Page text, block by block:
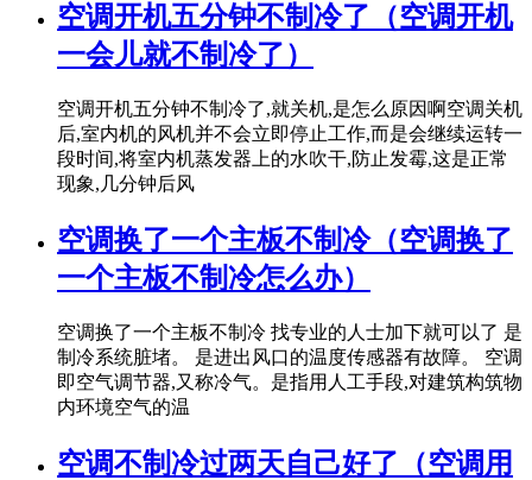
空调开机五分钟不制冷了（空调开机
一会儿就不制冷了）
空调开机五分钟不制冷了,就关机,是怎么原因啊空调关机
后,室内机的风机并不会立即停止工作,而是会继续运转一
段时间,将室内机蒸发器上的水吹干,防止发霉,这是正常
现象,几分钟后风
空调换了一个主板不制冷（空调换了
一个主板不制冷怎么办）
空调换了一个主板不制冷 找专业的人士加下就可以了 是
制冷系统脏堵。 是进出风口的温度传感器有故障。 空调
即空气调节器,又称冷气。是指用人工手段,对建筑构筑物
内环境空气的温
空调不制冷过两天自己好了（空调用